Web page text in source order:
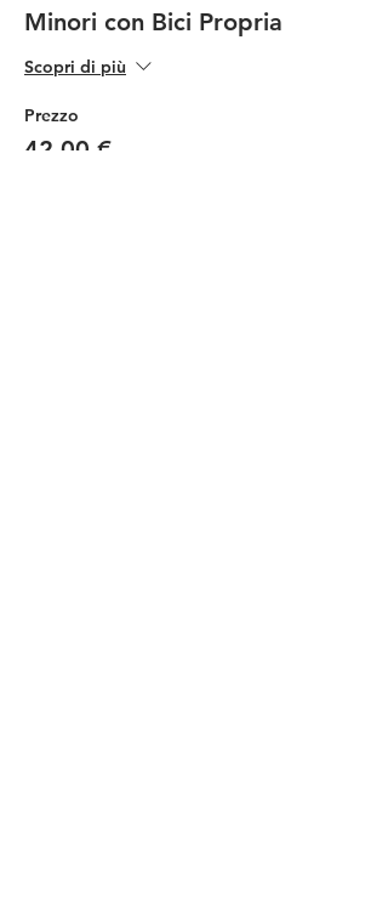
Minori con Bici Propria
Scopri di più
Prezzo
42,00 €